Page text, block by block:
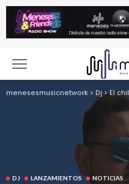
menesesmusicnetwork > Dj >El
DJ LANZAMIENTOS NOTICIAS